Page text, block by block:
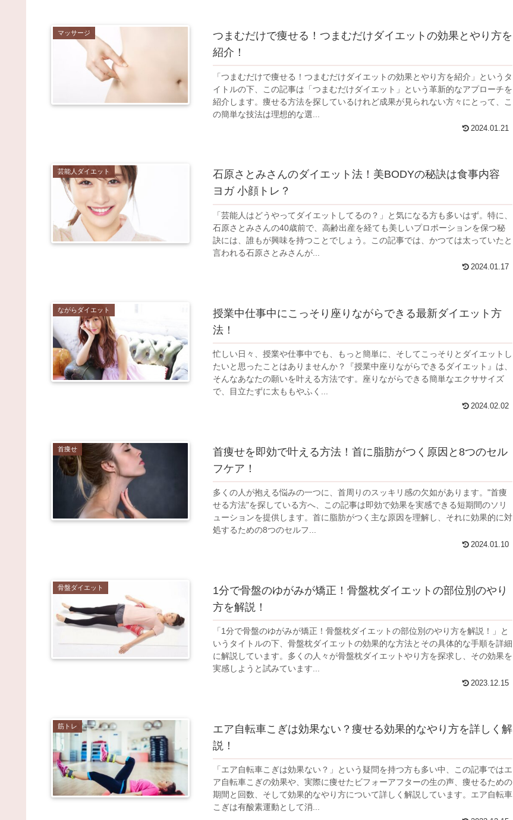
マッサージ
つまむだけで痩せる！つまむだけダイエットの効果とやり方を
紹介！
「つまむだけで痩せる！つまむだけダイエットの効果とやり方を紹介」というタ
イトルの下、この記事は「つまむだけダイエット」という革新的なアプローチを
紹介します。痩せる方法を探しているけれど成果が見られない方々にとって、こ
の簡単な技法は理想的な選...
2024.01.21
芸能人ダイエット
石原さとみさんのダイエット法！美BODYの秘訣は食事内容
ヨガ 小顔トレ？
「芸能人はどうやってダイエットしてるの？」と気になる方も多いはず。特に、
石原さとみさんの40歳前で、高齢出産を経ても美しいプロポーションを保つ秘
訣には、誰もが興味を持つことでしょう。この記事では、かつては太っていたと
言われる石原さとみさんが...
2024.01.17
ながらダイエット
授業中仕事中にこっそり座りながらできる最新ダイエット方
法！
忙しい日々、授業や仕事中でも、もっと簡単に、そしてこっそりとダイエットし
たいと思ったことはありませんか？『授業中座りながらできるダイエット』は、
そんなあなたの願いを叶える方法です。座りながらできる簡単なエクササイズ
で、目立たずに太ももやふく...
2024.02.02
首痩せ
首痩せを即効で叶える方法！首に脂肪がつく原因と8つのセル
フケア！
多くの人が抱える悩みの一つに、首周りのスッキリ感の欠如があります。"首痩
せる方法"を探している方へ、この記事は即効で効果を実感できる短期間のソリ
ューションを提供します。首に脂肪がつく主な原因を理解し、それに効果的に対
処するための8つのセルフ...
2024.01.10
骨盤ダイエット
1分で骨盤のゆがみが矯正！骨盤枕ダイエットの部位別のやり
方を解説！
「1分で骨盤のゆがみが矯正！骨盤枕ダイエットの部位別のやり方を解説！」と
いうタイトルの下、骨盤枕ダイエットの効果的な方法とその具体的な手順を詳細
に解説しています。多くの人々が骨盤枕ダイエットやり方を探求し、その効果を
実感しようと試みています...
2023.12.15
筋トレ
エア自転車こぎは効果ない？痩せる効果的なやり方を詳しく解
説！
「エア自転車こぎは効果ない？」という疑問を持つ方も多い中、この記事ではエ
ア自転車こぎの効果や、実際に痩せたビフォーアフターの生の声、痩せるための
期間と回数、そして効果的なやり方について詳しく解説しています。エア自転車
こぎは有酸素運動として消...